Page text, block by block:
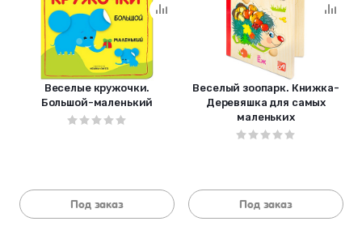
Веселые кружочки.
Большой-маленький
Под заказ
Веселый зоопарк. Книжка-
Деревяшка для самых
маленьких
Под заказ